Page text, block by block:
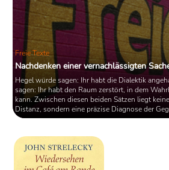
Freie Texte
Nachdenken einer vernachlässigten
Hegel würde sagen: Ihr habt die Dialektik
sagen: Ihr habt den Raum zerstört, in dem
kann. Zwischen diesen beiden Sätzen liegt
Distanz, sondern eine präzise Diagnose der
heute als wissenschaftlicher Konsens,
Erkenntnis als Ergebnis einer epistemischen
wird nicht mehr gesucht, sondern verwaltet; ...